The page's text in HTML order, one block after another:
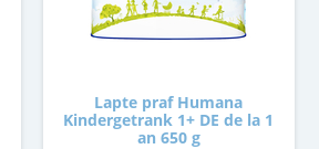
Lapte praf Humana
Kindergetrank 1+ DE de la 1
an 650 g